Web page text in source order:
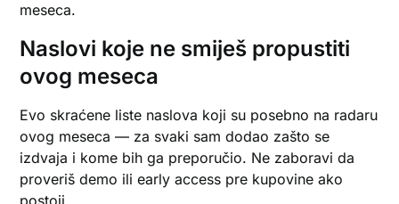
meseca.
Naslovi koje ne smiješ propustiti
ovog meseca
Evo skraćene liste naslova koji su posebno na radaru
ovog meseca — za svaki sam dodao zašto se
izdvaja i kome bih ga preporučio. Ne zaboravi da
proveriš demo ili early access pre kupovine ako